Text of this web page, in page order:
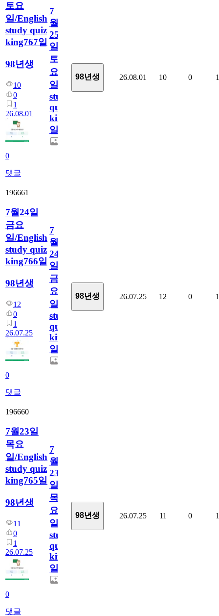
토요
일/English
study quiz
king767일
98년생
10
0
1
26.08.01
0
댓글
7
월
25
일
토
요
일/English
study
quiz
king767
일
98년생 26.08.01 10 0 1
196661
7월24일
금요
일/English
study quiz
king766일
98년생
12
0
1
26.07.25
0
댓글
7
월
24
일
금
요
일/English
study
quiz
king766
일
98년생 26.07.25 12 0 1
196660
7월23일
목요
일/English
study quiz
king765일
98년생
11
0
1
26.07.25
0
댓글
7
월
23
일
목
요
일/English
study
quiz
king765
일
98년생 26.07.25 11 0 1